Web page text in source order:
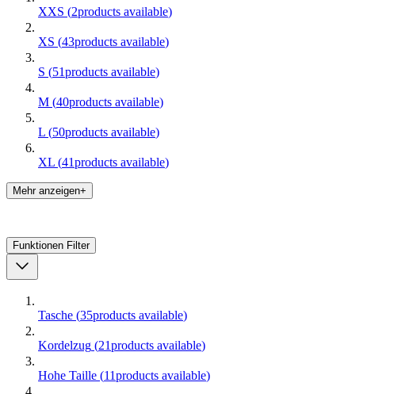
XXS (2products available)
XS (43products available)
S (51products available)
M (40products available)
L (50products available)
XL (41products available)
Mehr anzeigen+
Funktionen Filter
Tasche (35products available)
Kordelzug (21products available)
Hohe Taille (11products available)